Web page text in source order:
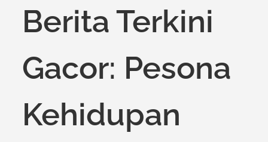
Berita Terkini
Gacor: Pesona
Kehidupan